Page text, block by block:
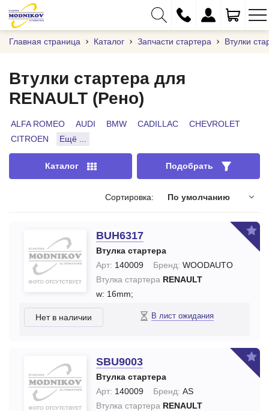
+375 (29) 333-01-01
+375 (17) 373-97-09
info@modnikov.com
Главная страница Каталог Запчасти стартера Втулки
Втулки стартера для
RENAULT (Рено)
ALFA ROMEO AUDI BMW CADILLAC
CHEVROLET
CITROEN
Ещё ...
Каталог Подобрать
Сортировка: По умолчанию
BUH6317
Втулка стартера
Арт: 140009 Бренд: WOODAUTO
Втулка стартера RENAULT
w: 16mm;
Нет в наличии В лист ожидания
SBU9003
Втулка стартера
Арт: 140009 Бренд: AS
Втулка стартера RENAULT